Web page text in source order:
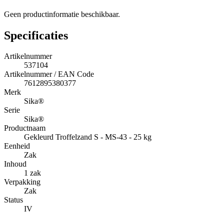
Geen productinformatie beschikbaar.
Specificaties
Artikelnummer
537104
Artikelnummer / EAN Code
7612895380377
Merk
Sika®
Serie
Sika®
Productnaam
Gekleurd Troffelzand S - MS-43 - 25 kg
Eenheid
Zak
Inhoud
1 zak
Verpakking
Zak
Status
IV